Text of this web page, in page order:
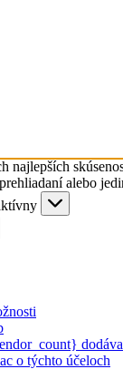
najlepších
alebo
o týchto účeloch